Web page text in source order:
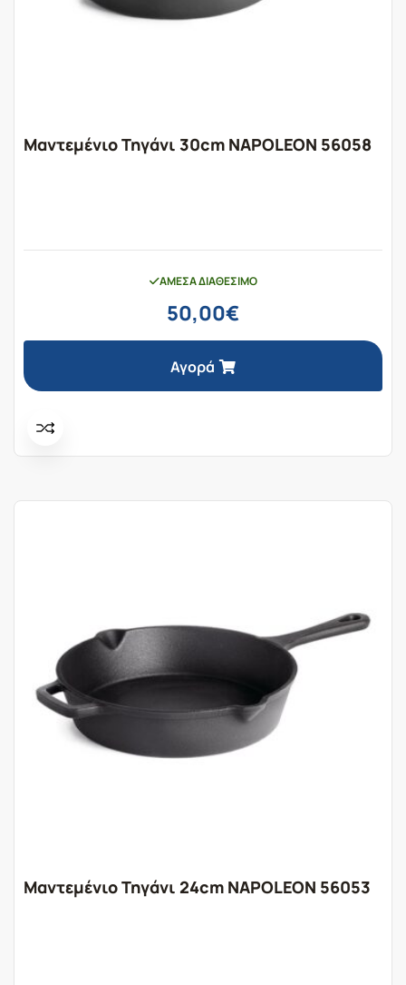
Μαντεμένιο Τηγάνι 30cm NAPOLEON 56058
ΆΜΕΣΑ ΔΙΑΘΈΣΙΜΟ
50,00€
Αγορά
Μαντεμένιο Τηγάνι 24cm NAPOLEON 56053